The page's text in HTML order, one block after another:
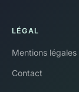
LÉGAL
Mentions légales
Contact